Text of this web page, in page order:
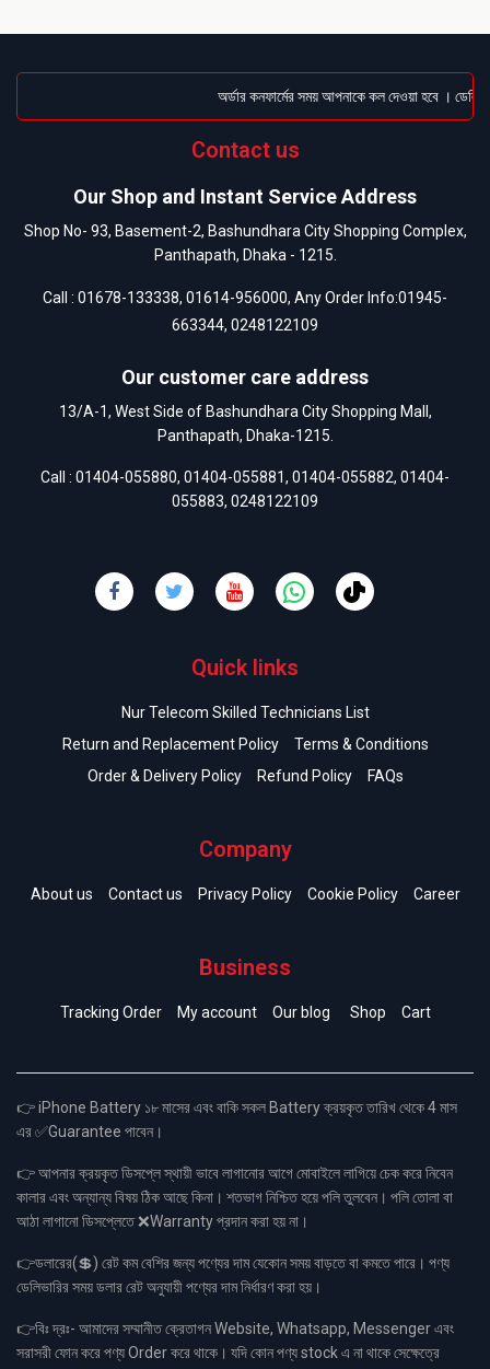
অর্ডার কনফার্মের সময় আপনাকে কল দেওয়া হবে ।
Contact us
Our Shop and Instant Service Address
Shop No- 93, Basement-2, Bashundhara City Shopping Complex,
Panthapath, Dhaka - 1215.
Call : 01678-133338, 01614-956000, Any Order Info:01945-
663344, 0248122109
Our customer care address
13/A-1, West Side of Bashundhara City Shopping Mall,
Panthapath, Dhaka-1215.
Call : 01404-055880, 01404-055881, 01404-055882, 01404-
055883, 0248122109
Quick links
Nur Telecom Skilled Technicians List
Return and Replacement Policy
Terms & Conditions
Order & Delivery Policy
Refund Policy FAQs
Company
About us Contact us Privacy Policy Cookie Policy Career
Business
Tracking Order My account Our blog Shop Cart
👉 iPhone Battery ১৮ মাসের এবং বাকি সকল Battery ক্রয়কৃত তারিখ থেকে 4 মাস
এর ✅Guarantee পাবেন।
👉 আপনার ক্রয়কৃত ডিসপ্লে স্থায়ী ভাবে লাগানোর আগে মোবাইলে লাগিয়ে চেক করে নিবেন
কালার এবং অন্যান্য বিষয় ঠিক আছে কিনা। শতভাগ নিশ্চিত হয়ে পলি তুলবেন। পলি তোলা বা
আঠা লাগানো ডিসপ্লেতে ❌Warranty প্রদান করা হয় না।
👉ডলারের(💲) রেট কম বেশির জন্য পণ্যের দাম যেকোন সময় বাড়তে বা কমতে পারে। পণ্য
ডেলিভারির সময় ডলার রেট অনুযায়ী পণ্যের দাম নির্ধারণ করা হয়।
👉বিঃ দ্রঃ- আমাদের সম্মানীত ক্রেতাগন Website, Whatsapp, Messenger এবং
সরাসরী ফোন করে পণ্য Order করে থাকে। যদি কোন পণ্য stock এ না থাকে সেক্ষেত্রে